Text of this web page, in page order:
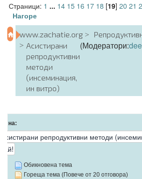
Страници: 1 ... 14 15 16 17 18[19] 2021
Нагоре
www.zachatie.org
Асистирани
репродуктивни
методи
(инсеминация,
ин витро)
(Модератори:
на:
Обикновена тема
Гореща тема (Повече от 20 отговора)